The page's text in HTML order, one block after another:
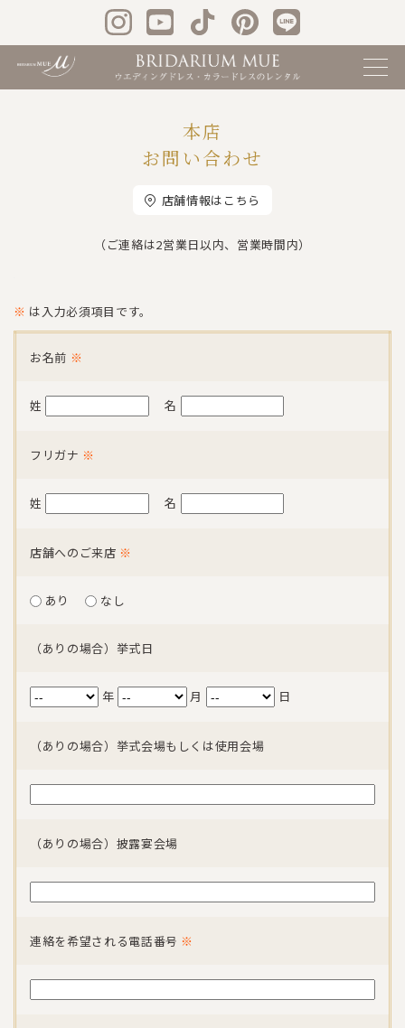
本店
お問い合わせ
店舗情報はこちら
（ご連絡は2営業日以内、営業時間内）
※ は入力必須項目です。
お名前 ※
姓 名
フリガナ ※
姓 名
店舗へのご来店 ※
あり なし
（ありの場合）挙式日
年 月 日
（ありの場合）挙式会場もしくは使用会場
（ありの場合）披露宴会場
連絡を希望される電話番号 ※